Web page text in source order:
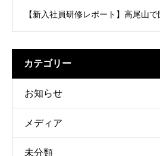
【新入社員研修レポート】高尾山
カテゴリー
お知らせ
メディア
未分類